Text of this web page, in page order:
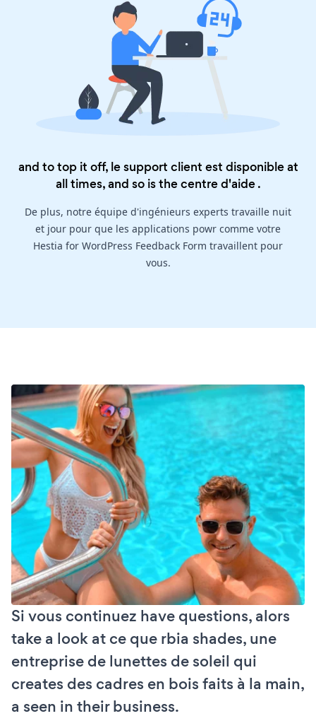
and to top it off, le support client est disponible at
all times, and so is thecentre d'aide.
De plus, notre équipe d'ingénieurs experts travaille nuit
et jour pour que les applications powr comme votre
Hestia for WordPress Feedback Form travaillent pour
vous.
Si vous continuez have questions, alors
take a look at ce que rbia shades, une
entreprise de lunettes de soleil qui
creates des cadres en bois faits à la main,
a seen in their business.